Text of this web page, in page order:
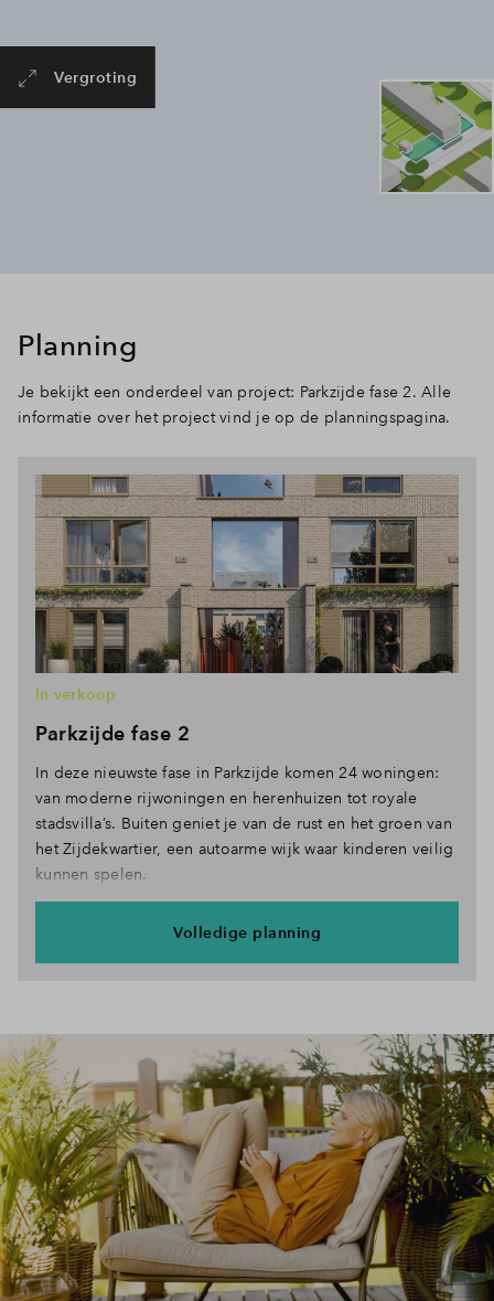
Vergroting
Planning
Je bekijkt een onderdeel van project: Parkzijde fase 2. Alle
informatie over het project vind je op de planningspagina.
Parkzijde fase 2
In verkoop
In deze nieuwste fase in Parkzijde komen 24 woningen:
van moderne rijwoningen en herenhuizen tot royale
stadsvilla’s. Buiten geniet je van de rust en het groen van
het Zijdekwartier, een autoarme wijk waar kinderen veilig
kunnen spelen.
Volledige planning